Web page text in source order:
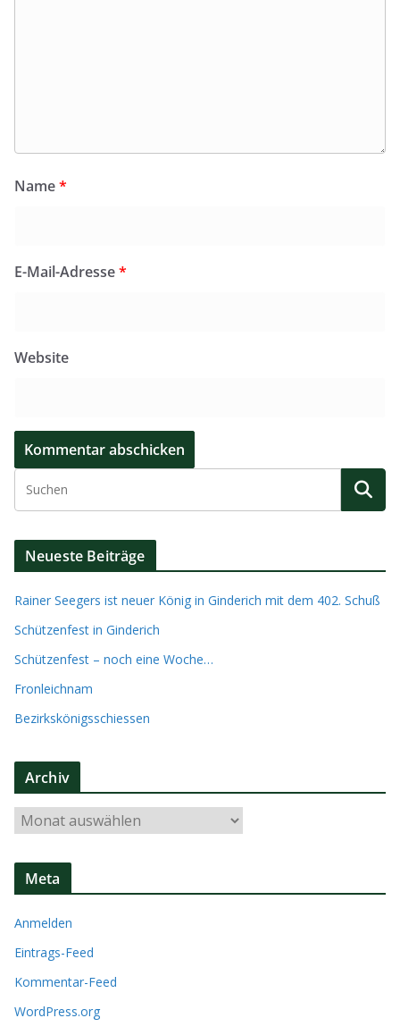
Name*
E-Mail-Adresse*
Website
Neueste Beiträge
Rainer Seegers ist neuer König in Ginderich mit dem 402. Schuß
Schützenfest in Ginderich
Schützenfest – noch eine Woche…
Fronleichnam
Bezirkskönigsschiessen
Archiv
r
c
v
Meta
Anmelden
Eintrags-Feed
Kommentar-Feed
WordPress.org